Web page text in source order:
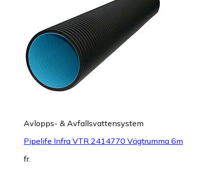
Avlopps- & Avfallsvattensystem
Pipelife Infra VTR 2414770 Vägtrumma 6m
fr.